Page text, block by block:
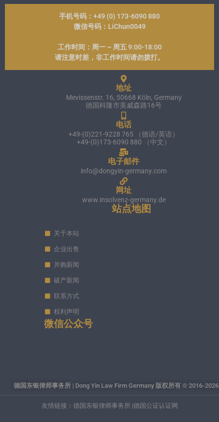
手机号码：+49 (0) 173-6090 880
微信号码：LiChun0049
工作时间：周一 ~ 周五 9:00-18:00
请注意时差，非工作时间请勿拨打。
地址
Mevissenstr. 16, 50668 Köln, Germany
德国科隆市美威森路16号
电话
+49-(0)221-9228 765 （德语/英语）
+49-(0)173-6090 880 （中文）
电子邮件
info@dongyin-germany.com
网址
www.insolvenz-germany.de
站点地图
关于本站
企业出售
并购新闻
破产新闻
联系方式
权利声明
微信公众号
德国东银律师事务所 | Dong Yin Law Firm Germany 版权所有 © 2016-2026
友情链接： 德国东银律师事务所 |德国公证认证网